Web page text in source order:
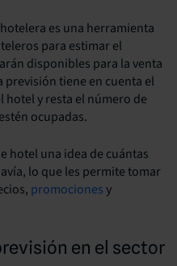
es una herramienta
para estimar el
disponibles para la venta
tiene en cuenta el
y resta el número de
ocupadas.
hotel una idea de cuántas
lo que les permite tomar
promocionesy
en el sector